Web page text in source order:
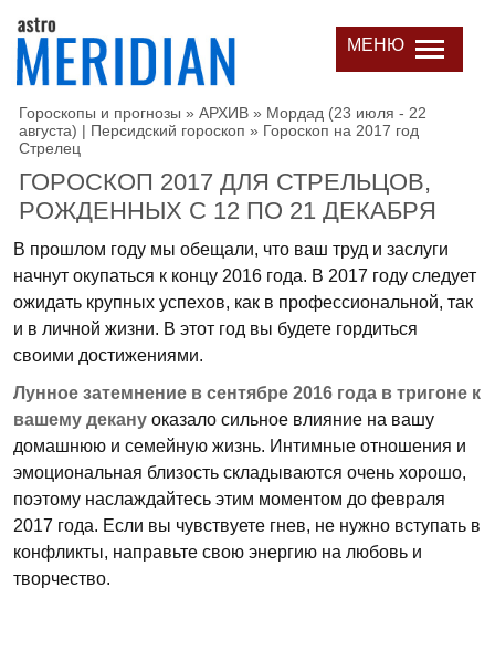
МЕНЮ
Гороскопы и прогнозы » АРХИВ » Мордад (23 июля - 22
августа) | Персидский гороскоп » Гороскоп на 2017 год
Стрелец
ГОРОСКОП 2017 ДЛЯ СТРЕЛЬЦОВ,
РОЖДЕННЫХ С 12 ПО 21 ДЕКАБРЯ
В прошлом году мы обещали, что ваш труд и заслуги
начнут окупаться к концу 2016 года. В 2017 году следует
ожидать крупных успехов, как в профессиональной, так
и в личной жизни. В этот год вы будете гордиться
своими достижениями.
Лунное затемнение в сентябре 2016 года в тригоне к
вашему декану оказало сильное влияние на вашу
домашнюю и семейную жизнь. Интимные отношения и
эмоциональная близость складываются очень хорошо,
поэтому наслаждайтесь этим моментом до февраля
2017 года. Если вы чувствуете гнев, не нужно вступать в
конфликты, направьте свою энергию на любовь и
творчество.